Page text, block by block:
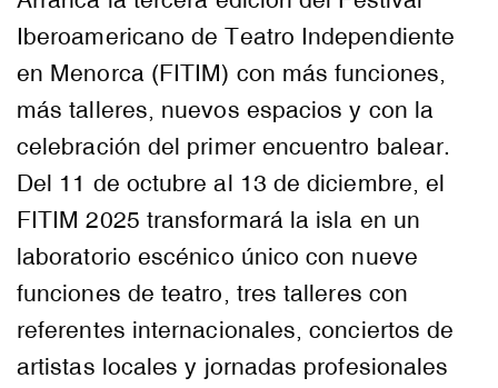
Iberoamericano de Teatro Independiente
en Menorca (FITIM) con más funciones,
más talleres, nuevos espacios y con la
celebración del primer encuentro balear.
Del 11 de octubre al 13 de diciembre, el
FITIM 2025 transformará la isla en un
laboratorio escénico único con nueve
funciones de teatro, tres talleres con
referentes internacionales, conciertos de
artistas locales y jornadas profesionales